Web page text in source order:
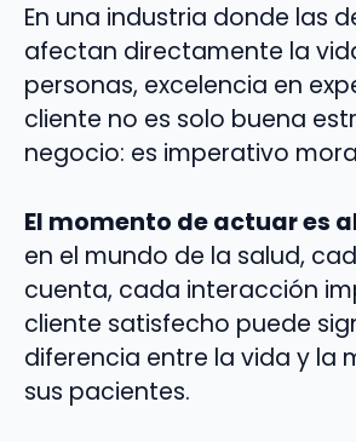
En una industria donde las
afectan directamente la
personas, excelencia en
cliente no es solo buena
negocio: es imperativo
El momento de actuar es
en el mundo de la salud,
cuenta, cada interacción
cliente satisfecho puede
diferencia entre la vida y la
sus pacientes.